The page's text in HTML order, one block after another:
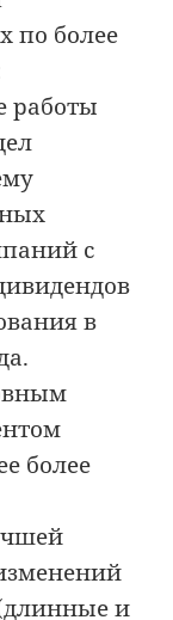
по более
работы
с
в
более
и